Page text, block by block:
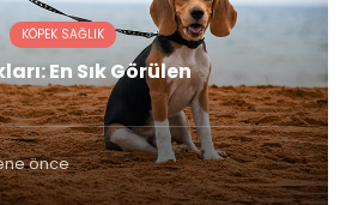
KÖPEK SAĞLIK
En Sık Görülen
önce